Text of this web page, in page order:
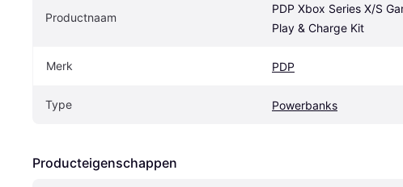
Productnaam
PDP Xbox Series X/S
Play & Charge Kit
Merk PDP
Type Powerbanks
Producteigenschappen